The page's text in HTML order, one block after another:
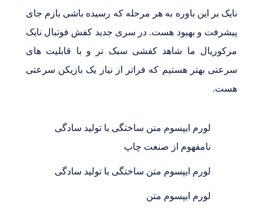
نایک بر این باوره به هر مرحله که رسیده باشی بازم جای
پیشرفت و بهبود هست. در سری جدید کفش فوتبال نایک
مرکوریال ما شاهد کفشی سبک تر و با قابلیت های
سرعتی بهتر هستیم که فراتر از نیاز یک بازیکن سرعتی
هست.
لورم ایپسوم متن ساختگی با تولید سادگی
نامفهوم از صنعت چاپ
لورم ایپسوم متن ساختگی با تولید سادگی
لورم ایپسوم متن